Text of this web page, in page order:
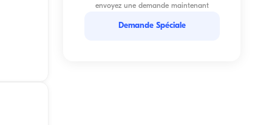
envoyez une demande maintenant
Demande Spéciale